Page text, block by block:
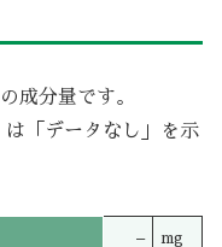
成分量です。
「データなし」を示
– mg